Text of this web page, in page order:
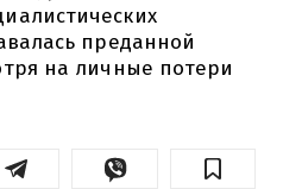
преданной
на личные потери